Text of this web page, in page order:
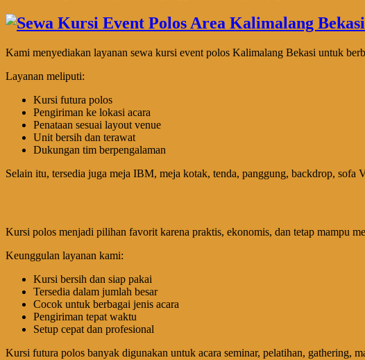
Kami menyediakan layanan sewa kursi event polos Kalimalang Bekasi untuk
Layanan meliputi:
Kursi futura polos
Pengiriman ke lokasi acara
Penataan sesuai layout venue
Unit bersih dan terawat
Dukungan tim berpengalaman
Selain itu, tersedia juga meja IBM, meja kotak, tenda, panggung, backdrop, sofa
Kursi polos menjadi pilihan favorit karena praktis, ekonomis, dan tetap mampu
Keunggulan layanan kami:
Kursi bersih dan siap pakai
Tersedia dalam jumlah besar
Cocok untuk berbagai jenis acara
Pengiriman tepat waktu
Setup cepat dan profesional
Kursi futura polos banyak digunakan untuk acara seminar, pelatihan, gathering,